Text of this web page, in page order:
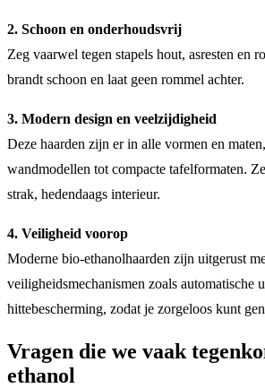
2. Schoon en onderhoudsvrij
Zeg vaarwel tegen stapels hout, asresten en
brandt schoon en laat geen rommel achter.
3. Modern design en veelzijdigheid
Deze haarden zijn er in alle vormen en
wandmodellen tot compacte tafelformaten.
strak, hedendaags interieur.
4. Veiligheid voorop
Moderne bio-ethanolhaarden zijn uitgerust
veiligheidsmechanismen zoals automatische
hittebescherming, zodat je zorgeloos kunt
Vragen die we vaak
ethanol